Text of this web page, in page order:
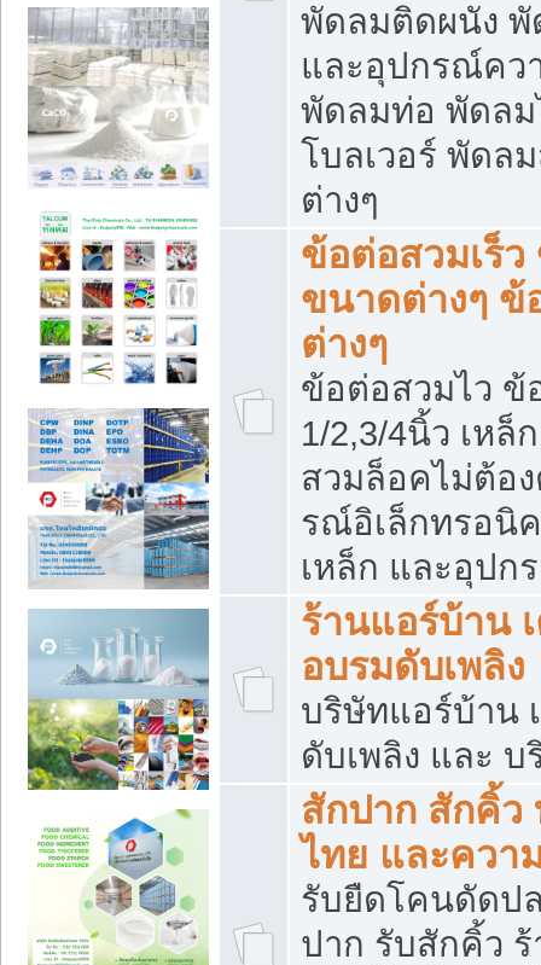
พัดลมติดผนัง
และอุปกรณ์คว
พัดลมท่อ พัดลม
โบลเวอร์ พัดล
ต่างๆ
ข้อต่อสวมเร็
ขนาดต่างๆ ข้
ต่างๆ
ข้อต่อสวมไว ข้
1/2,3/4นิ้ว เหล็
สวมล็อคไม่ต้อ
รณ์อิเล็กทรอนิ
เหล็ก และอุปก
ร้านแอร์บ้าน
อบรมดับเพลิง
บริษัทแอร์บ้าน
ดับเพลิง และ
สักปาก สักคิ้
ไทย และควา
รับยืดโคนดัดป
ปาก รับสักคิ้ว